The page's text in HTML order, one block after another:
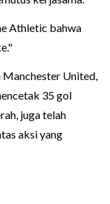
Athletic bahwa
Manchester United,
35 gol
juga telah
aksi yang